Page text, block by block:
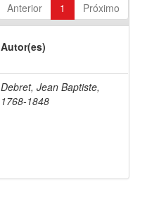
Anterior 1 Próximo
Autor(es)
Debret, Jean Baptiste,
1768-1848